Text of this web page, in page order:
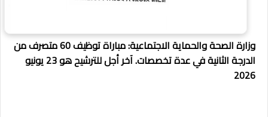
وزارة الصحة والحماية الاجتماعية: مباراة توظيف 60 متصرف من
الدرجة الثانية في عدة تخصصات. آخر أجل للترشيح هو 23 يونيو
2026